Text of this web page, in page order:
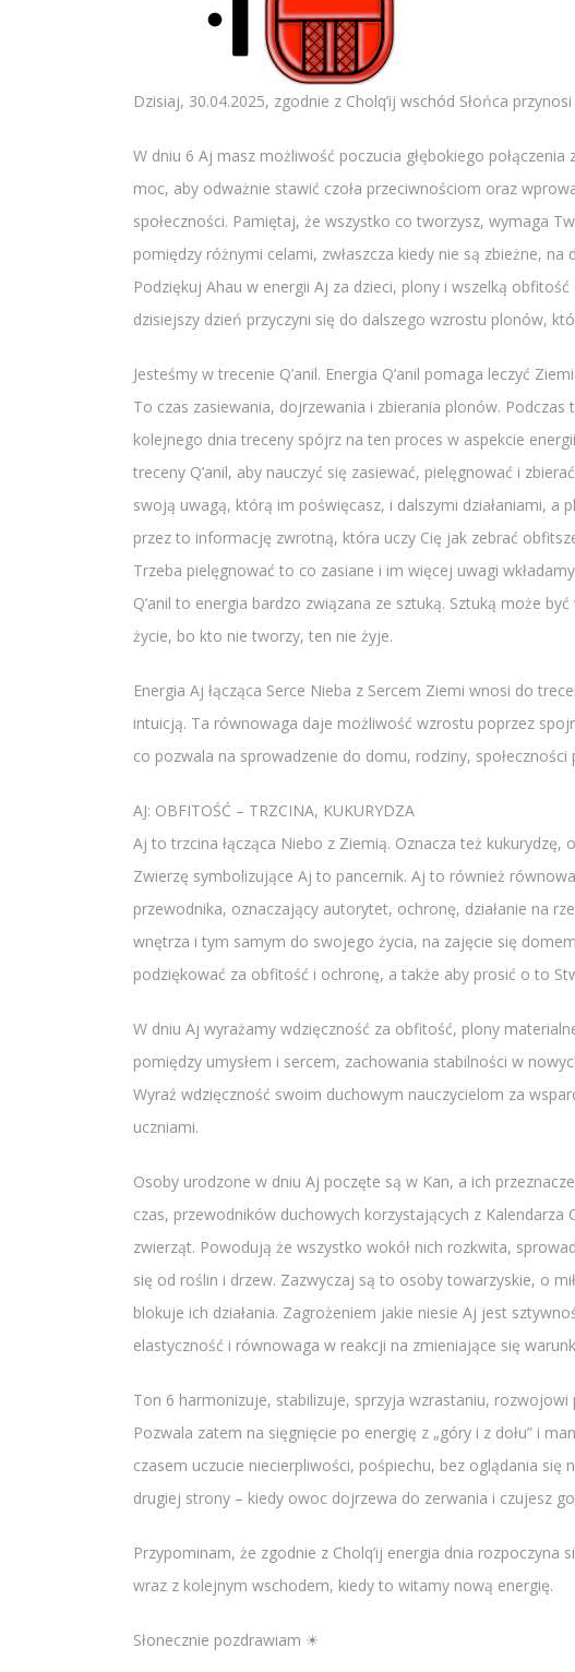
Dzisiaj, 30.04.2025, zgodnie z Cholq’ij wschód Słońca
W dniu 6 Aj masz możliwość poczucia głębokiego
moc, aby odważnie stawić czoła przeciwnościom oraz
społeczności. Pamiętaj, że wszystko co tworzysz, wymaga
pomiędzy różnymi celami, zwłaszcza kiedy nie są zbieżne, na
Podziękuj Ahau w energii Aj za dzieci, plony i wszelką
dzisiejszy dzień przyczyni się do dalszego wzrostu plonów,
Jesteśmy w trecenie Q’anil. Energia Q’anil pomaga leczyć
To czas zasiewania, dojrzewania i zbierania plonów.
kolejnego dnia treceny spójrz na ten proces w aspekcie
treceny Q’anil, aby nauczyć się zasiewać, pielęgnować i
swoją uwagą, którą im poświęcasz, i dalszymi działaniami,
przez to informację zwrotną, która uczy Cię jak zebrać
Trzeba pielęgnować to co zasiane i im więcej uwagi
Q’anil to energia bardzo związana ze sztuką. Sztuką może
życie, bo kto nie tworzy, ten nie żyje.
Energia Aj łącząca Serce Nieba z Sercem Ziemi wnosi do
intuicją. Ta równowaga daje możliwość wzrostu poprzez
co pozwala na sprowadzenie do domu, rodziny,
AJ: OBFITOŚĆ – TRZCINA, KUKURYDZA
Aj to trzcina łącząca Niebo z Ziemią. Oznacza też
Zwierzę symbolizujące Aj to pancernik. Aj to również
przewodnika, oznaczający autorytet, ochronę, działanie na
wnętrza i tym samym do swojego życia, na zajęcie się
podziękować za obfitość i ochronę, a także aby prosić o to
W dniu Aj wyrażamy wdzięczność za obfitość, plony
pomiędzy umysłem i sercem, zachowania stabilności w
Wyraź wdzięczność swoim duchowym nauczycielom za
uczniami.
Osoby urodzone w dniu Aj poczęte są w Kan, a ich
czas, przewodników duchowych korzystających z Kalendarza
zwierząt. Powodują że wszystko wokół nich rozkwita,
się od roślin i drzew. Zazwyczaj są to osoby towarzyskie, o
blokuje ich działania. Zagrożeniem jakie niesie Aj jest
elastyczność i równowaga w reakcji na zmieniające się
Ton 6 harmonizuje, stabilizuje, sprzyja wzrastaniu,
Pozwala zatem na sięgnięcie po energię z „góry i z dołu” i
czasem uczucie niecierpliwości, pośpiechu, bez oglądania
drugiej strony – kiedy owoc dojrzewa do zerwania i czujesz
Przypominam, że zgodnie z Cholq’ij energia dnia
wraz z kolejnym wschodem, kiedy to witamy nową energię.
Słonecznie pozdrawiam ☀